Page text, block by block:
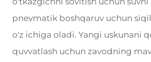
pnevmatik boshqaruv uchun
o'z ichiga oladi. Yangi uskunani
quvvatlash uchun zavodning